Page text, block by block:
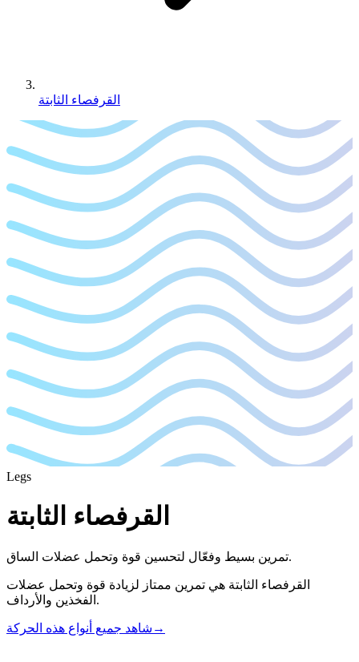
القرفصاء الثابتة
Legs
القرفصاء الثابتة
تمرين بسيط وفعّال لتحسين قوة وتحمل عضلات الساق.
القرفصاء الثابتة هي تمرين ممتاز لزيادة قوة وتحمل عضلات
الفخذين والأرداف.
شاهد جميع أنواع هذه الحركة →